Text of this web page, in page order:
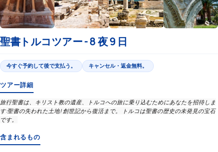
聖書トルコツアー - 8 夜 9 日
今すぐ予約して後で支払う。 キャンセル・返金無料。
ツアー詳細
旅行聖書は、キリスト教の遺産、トルコへの旅に乗り込むためにあなたを招待しま
す:聖書の失われた土地! 創世記から復活まで。 トルコは聖書の歴史の未発見の宝石
です。
含まれるもの